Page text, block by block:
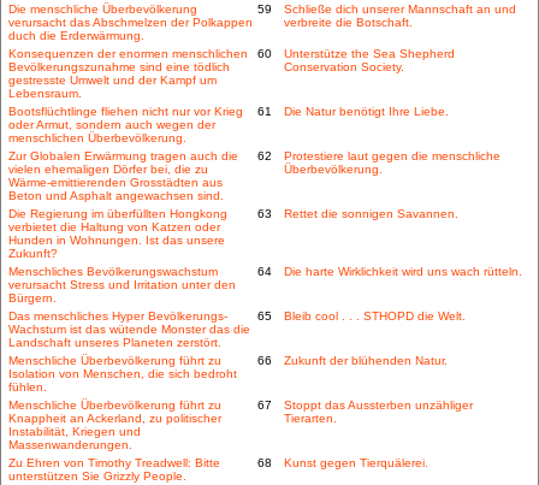
Die menschliche Überbevölkerung
verursacht das Abschmelzen der Polkappen
duch die Erderwärmung.
59
Schließe dich unserer Mannschaft an und
verbreite die Botschaft.
Konsequenzen der enormen menschlichen
Bevölkerungszunahme sind eine tödlich
gestresste Umwelt und der Kampf um
Lebensraum.
60
Unterstütze the Sea Shepherd
Conservation Society.
Bootsflüchtlinge fliehen nicht nur vor Krieg
oder Armut, sondern auch wegen der
menschlichen Überbevölkerung.
61 Die Natur benötigt Ihre Liebe.
Zur Globalen Erwärmung tragen auch die
vielen ehemaligen Dörfer bei, die zu
Wärme-emittierenden Grosstädten aus
Beton und Asphalt angewachsen sind.
62
Protestiere laut gegen die menschliche
Überbevölkerung.
Die Regierung im überfüllten Hongkong
verbietet die Haltung von Katzen oder
Hunden in Wohnungen. Ist das unsere
Zukunft?
63 Rettet die sonnigen Savannen.
Menschliches Bevölkerungswachstum
verursacht Stress und Irritation unter den
Bürgern.
64 Die harte Wirklichkeit wird uns wach rütteln.
Das menschliches Hyper Bevölkerungs-
Wachstum ist das wütende Monster das die
Landschaft unseres Planeten zerstört.
65 Bleib cool . . . STHOPD die Welt.
Menschliche Überbevölkerung führt zu
Isolation von Menschen, die sich bedroht
fühlen.
66 Zukunft der blühenden Natur.
Menschliche Überbevölkerung führt zu
Knappheit an Ackerland, zu politischer
Instabilität, Kriegen und
Massenwanderungen.
67
Stoppt das Aussterben unzähliger
Tierarten.
Zu Ehren von Timothy Treadwell: Bitte
unterstützen Sie Grizzly People.
68 Kunst gegen Tierquälerei.